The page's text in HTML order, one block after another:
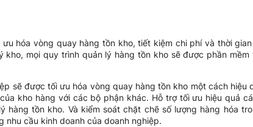
hóa vòng quay hàng tồn kho, tiết kiệm chi phí và thời
mọi quy trình quản lý hàng tồn kho sẽ được phần mềm
sẽ được tối ưu hóa vòng quay hàng tồn kho một cách hiệu
kho hàng với các bộ phận khác. Hỗ trợ tối ưu hiệu quả
tồn kho. Và kiểm soát chặt chẽ số lượng hàng hóa
cầu kinh doanh của doanh nghiệp.